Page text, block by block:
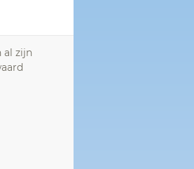
al zijn